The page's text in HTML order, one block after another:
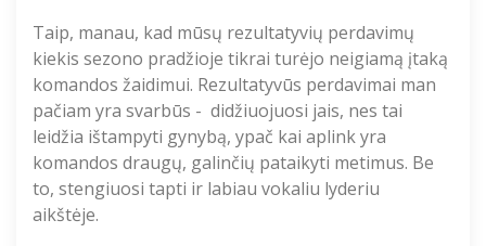
Taip, manau, kad mūsų rezultatyvių perdavimų
kiekis sezono pradžioje tikrai turėjo neigiamą įtaką
komandos žaidimui. Rezultatyvūs perdavimai man
pačiam yra svarbūs - didžiuojuosi jais, nes tai
leidžia ištampyti gynybą, ypač kai aplink yra
komandos draugų, galinčių pataikyti metimus. Be
to, stengiuosi tapti ir labiau vokaliu lyderiu
aikštėje.